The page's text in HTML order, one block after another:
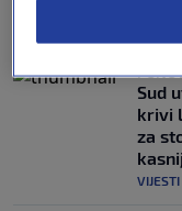
Sud
krivi
za
VIJESTI